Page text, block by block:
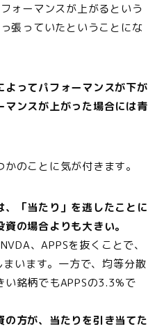
ォーマンスが上がるという
張っていたということにな
よってパフォーマンスが下が
マンスが上がった場合には青
のことに気が付きます。
「当たり」を逃したことに
の場合よりも大きい。
、APPSを抜くことで、
います。一方で、均等分散
銘柄でもAPPSの3.3%で
の方が、当たりを引き当てた